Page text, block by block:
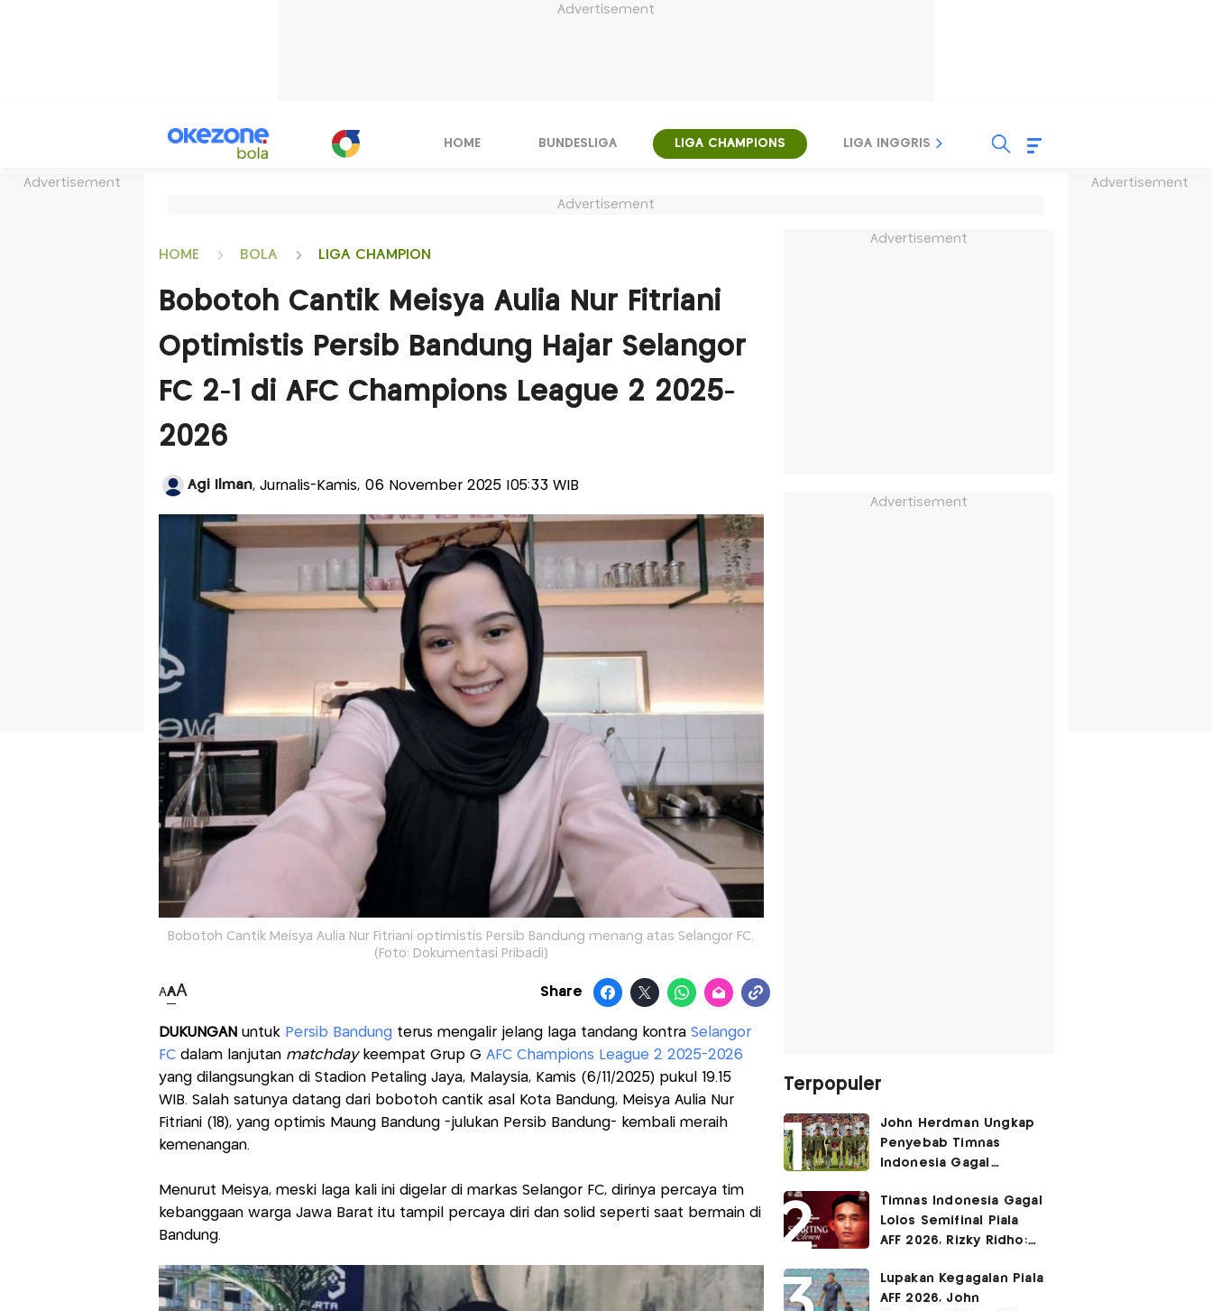
Advertisement
Advertisement Advertisement
HOME BUNDESLIGA LIGA CHAMPIONS LIGA INGGRIS LIGA ITALIA
Advertisement
HOME BOLA LIGA CHAMPION
Bobotoh Cantik Meisya Aulia Nur Fitriani
Optimistis Persib Bandung Hajar Selangor
FC 2-1 di AFC Champions League 2 2025-
2026
Agi Ilman, Jurnalis-Kamis, 06 November 2025 |05:33 WIB
Bobotoh Cantik Meisya Aulia Nur Fitriani optimistis Persib Bandung menang atas Selangor FC.
(Foto: Dokumentasi Pribadi)
AAA Share
DUKUNGAN untukPersib Bandungterus mengalir jelang laga tandang kontraSelangor
FCdalam lanjutan matchdaykeempat Grup G AFC Champions League 2 2025-2026
yang dilangsungkan di Stadion Petaling Jaya, Malaysia, Kamis (6/11/2025) pukul 19.15
WIB. Salah satunya datang dari bobotoh cantik asal Kota Bandung, Meisya Aulia Nur
Fitriani (18), yang optimis Maung Bandung -julukan Persib Bandung- kembali meraih
kemenangan.
Menurut Meisya, meski laga kali ini digelar di markas Selangor FC, dirinya percaya tim
kebanggaan warga Jawa Barat itu tampil percaya diri dan solid seperti saat bermain di
Bandung.
Advertisement
Advertisement
Terpopuler
John Herdman Ungkap
Penyebab Timnas
Indonesia Gagal
Piala AFF 2026
Timnas Indonesia Gagal
Lolos Semifinal Piala
AFF 2026, Rizky Ridho:
Lupakan Kegagalan Piala
AFF 2026, John